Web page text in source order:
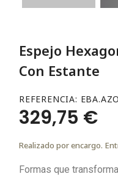
Espejo
Con Estante
REFERENCIA
329,75 €
Realizado por encargo.
Formas que